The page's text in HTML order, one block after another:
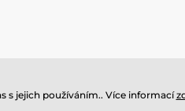
s jejich používáním.. Více informací